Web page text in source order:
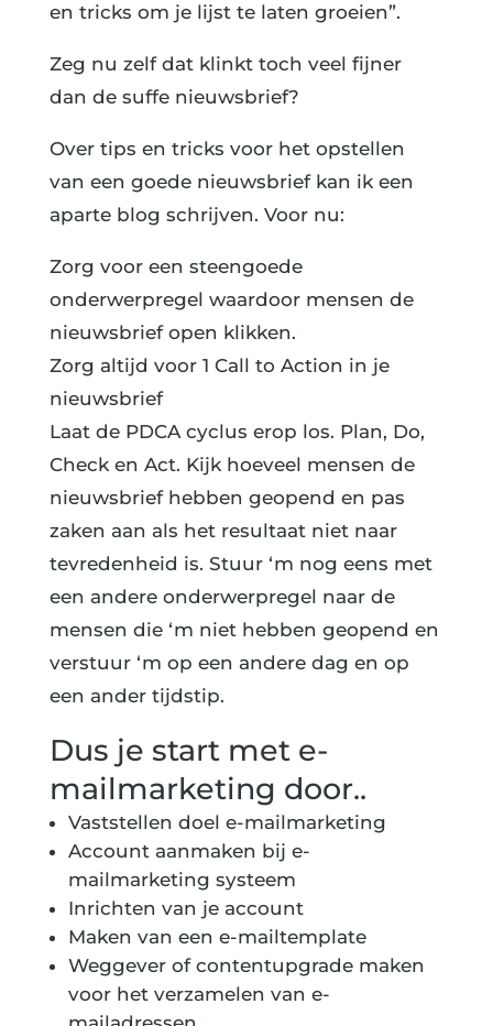
en tricks om je lijst te laten groeien”.
Zeg nu zelf dat klinkt toch veel fijner
dan de suffe nieuwsbrief?
Over tips en tricks voor het opstellen
van een goede nieuwsbrief kan ik een
aparte blog schrijven. Voor nu:
Zorg voor een steengoede
onderwerpregel waardoor mensen de
nieuwsbrief open klikken.
Zorg altijd voor 1 Call to Action in je
nieuwsbrief
Laat de PDCA cyclus erop los. Plan, Do,
Check en Act. Kijk hoeveel mensen de
nieuwsbrief hebben geopend en pas
zaken aan als het resultaat niet naar
tevredenheid is. Stuur ‘m nog eens met
een andere onderwerpregel naar de
mensen die ‘m niet hebben geopend en
verstuur ‘m op een andere dag en op
een ander tijdstip.
Dus je start met e-
mailmarketing door..
Vaststellen doel e-mailmarketing
Account aanmaken bij e-
mailmarketing systeem
Inrichten van je account
Maken van een e-mailtemplate
Weggever of contentupgrade maken
voor het verzamelen van e-